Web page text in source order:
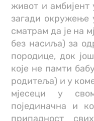
живот и
загади окружење
сматрам да је на
без насиља) за
породице, док
које не памти
родитеља) и у
мјесеци у
појединачна и
припадност